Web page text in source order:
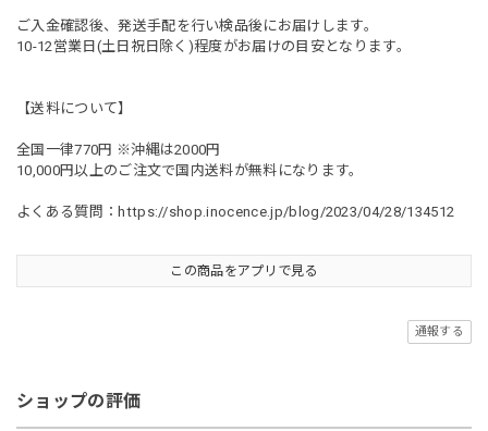
ご入金確認後、発送手配を行い検品後にお届けします。
10-12営業日(土日祝日除く)程度がお届けの目安となります。
【送料について】
全国一律770円 ※沖縄は2000円
10,000円以上のご注文で国内送料が無料になります。
よくある質問： https://shop.inocence.jp/blog/2023/04/28/134512
この商品をアプリで見る
通報する
ショップの評価